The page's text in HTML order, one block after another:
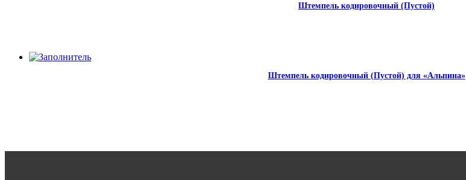
Штемпель кодировочный (Пустой)
Штемпель кодировочный (Пустой) для «Альпина»